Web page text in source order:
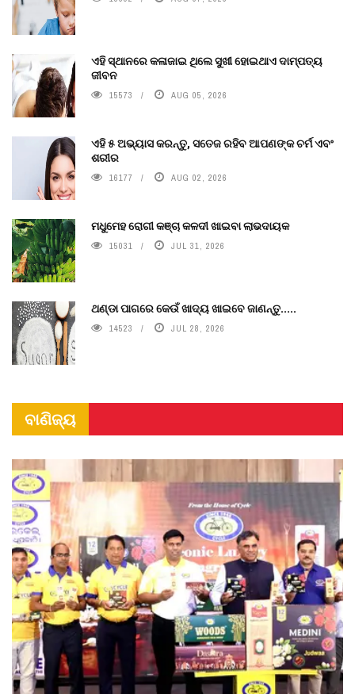
ଏହି ସ୍ଥାନରେ କଳାଜାଇ ଥିଲେ ସୁଖୀ ହୋଇଥାଏ ଦାମ୍ପତ୍ୟ
ଜୀବନ
15573 AUG 05, 2026
ଏହି ୫ ଅଭ୍ୟାସ କରନ୍ତୁ, ସତେଜ ରହିବ ଆପଣଙ୍କ ଚର୍ମ ଏବଂ
ଶରୀର
16177 AUG 02, 2026
ମଧୁମେହ ରୋଗୀ କଞ୍ଚା କଳଦୀ ଖାଇବା ଲାଭଦାୟକ
15031 JUL 31, 2026
ଥଣ୍ଡା ପାଗରେ କେଉଁ ଖାଦ୍ୟ ଖାଇବେ ଜାଣନ୍ତୁ.....
14523 JUL 28, 2026
ବାଣିଜ୍ୟ